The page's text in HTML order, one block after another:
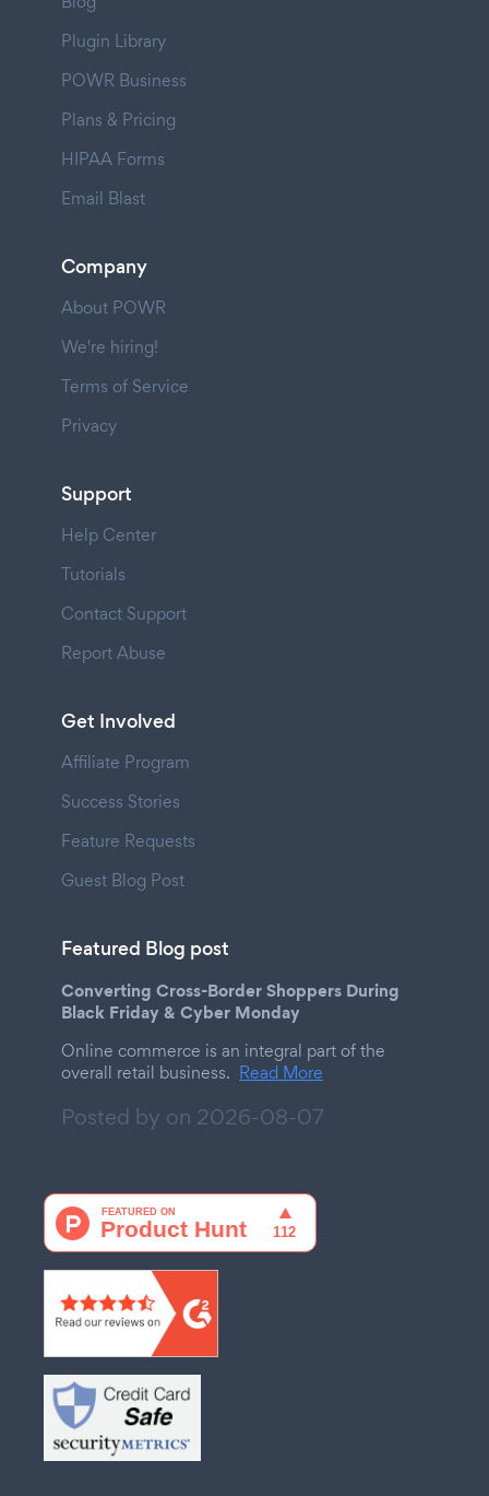
Plugin Library
POWR Business
Plans & Pricing
HIPAA Forms
Email Blast
Company
About POWR
We're hiring!
Terms of Service
Privacy
Support
Help Center
Tutorials
Contact Support
Report Abuse
Get Involved
Affiliate Program
Success Stories
Feature Requests
Guest Blog Post
Featured Blog post
Converting Cross-Border Shoppers During
Black Friday & Cyber Monday
Online commerce is an integral part of the
overall retail business. Read More
Posted by on 2026-08-07